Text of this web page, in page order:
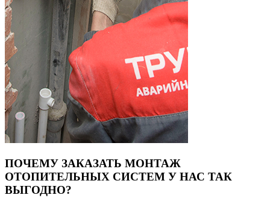
ПОЧЕМУ ЗАКАЗАТЬ МОНТАЖ
ОТОПИТЕЛЬНЫХ СИСТЕМ У НАС ТАК
ВЫГОДНО?